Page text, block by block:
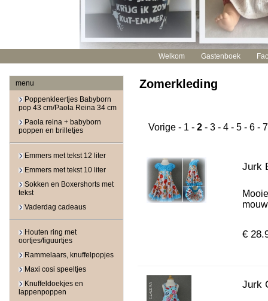
Welkom Gastenboek
menu
Poppenkleertjes Babyborn
pop 43 cm/Paola Reina 34 cm
Paola reina + babyborn
poppen en brilletjes
Emmers met tekst 12 liter
Emmers met tekst 10 liter
Sokken en Boxershorts met
tekst
Vaderdag cadeaus
Houten ring met
oortjes/figuurtjes
Rammelaars, knuffelpopjes
Maxi cosi speeltjes
Knuffeldoekjes en
lappenpoppen
Zomerkleding
Vorige - 1 - 2 - 3 - 4 - 5 - 6 - 7
Jurk
€
Jurk